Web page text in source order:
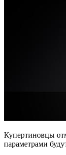
Купертиновцы
параметрами